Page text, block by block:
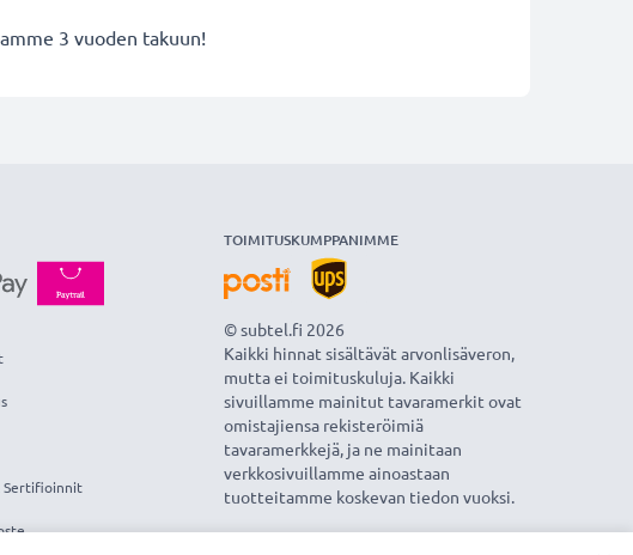
3 vuoden takuun!
Sertifioinnit
TOIMITUSKUMPPANIMME
© subtel.fi 2026
Kaikki hinnat sisältävät arvonlisäveron,
mutta ei toimituskuluja. Kaikki
sivuillamme mainitut tavaramerkit ovat
omistajiensa rekisteröimiä
tavaramerkkejä, ja ne mainitaan
verkkosivuillamme ainoastaan
tuotteitamme koskevan tiedon vuoksi.